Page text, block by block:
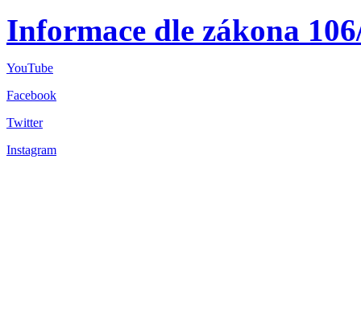
Informace dle zákona
YouTube
Facebook
Twitter
Instagram